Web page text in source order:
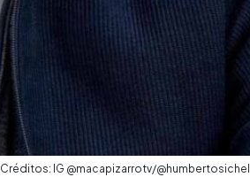
Créditos: IG @macapizarrotv/@humbertosichel